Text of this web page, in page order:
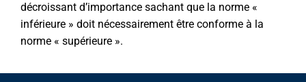
décroissant d’importance sachant que la norme «
inférieure » doit nécessairement être conforme à la
norme « supérieure ».